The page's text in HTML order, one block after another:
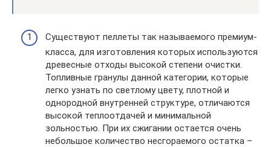
Существуют пеллеты так называемого премиум-
класса, для изготовления которых используются
древесные отходы высокой степени очистки.
Топливные гранулы данной категории, которые
легко узнать по светлому цвету, плотной и
однородной внутренней структуре, отличаются
высокой теплоотдачей и минимальной
зольностью. При их сжигании остается очень
небольшое количество несгораемого остатка –